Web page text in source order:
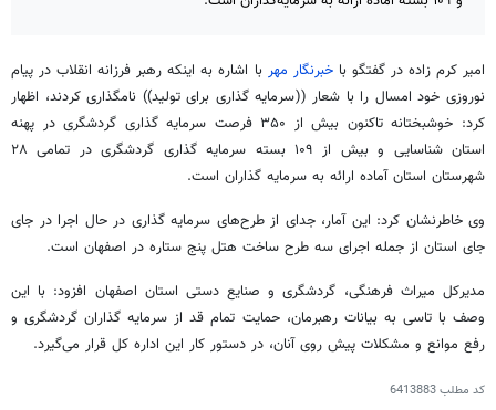
امیر کرم زاده در گفتگو با خبرنگار مهر با اشاره به اینکه رهبر فرزانه انقلاب در پیام
نوروزی خود امسال را با شعار ((سرمایه گذاری برای تولید)) نامگذاری کردند، اظهار
کرد: خوشبختانه تاکنون بیش از ۳۵۰ فرصت سرمایه گذاری گردشگری در پهنه
استان شناسایی و بیش از ۱۰۹ بسته سرمایه گذاری گردشگری در تمامی ۲۸
شهرستان استان آماده ارائه به سرمایه گذاران است.
وی خاطرنشان کرد: این آمار، جدای از طرح‌های سرمایه گذاری در حال اجرا در جای
جای استان از جمله اجرای سه طرح ساخت هتل پنج ستاره در اصفهان است.
مدیرکل میراث فرهنگی، گردشگری و صنایع دستی استان اصفهان افزود: با این
وصف با تاسی به بیانات رهبرمان، حمایت تمام قد از سرمایه گذاران گردشگری و
رفع موانع و مشکلات پیش روی آنان، در دستور کار این اداره کل قرار می‌گیرد.
کد مطلب6413883